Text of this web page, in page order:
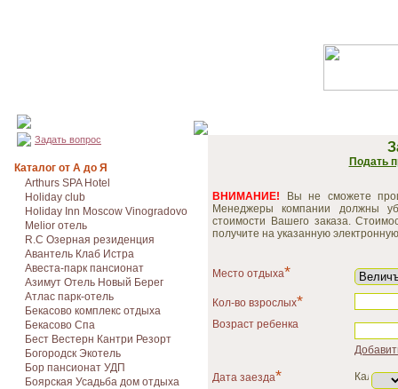
Задать вопрос
Каталог от А до Я
Arthurs SPA Hotel
Holiday club
Holiday Inn Moscow Vinogradovo
Melior отель
R.C Озерная резиденция
Авантель Клаб Истра
Авеста-парк пансионат
Азимут Отель Новый Берег
Атлас парк-отель
Бекасово комплекс отдыха
Бекасово Спа
Бест Вестерн Кантри Резорт
Богородск Экотель
Бор пансионат УДП
Боярская Усадьба дом отдыха
Подать
ВНИМАНИЕ! Вы не сможете
Менеджеры компании должны
стоимости Вашего заказа.
получите на указанную
Место отдыха*
Кол-во взрослых*
Возраст ребенка
Дата заезда*